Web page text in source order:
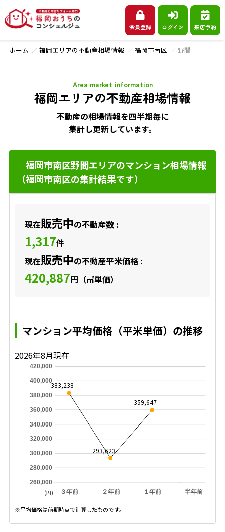
会員登録 ログイン 来店予約
ホーム 福岡エリアの不動産相場情報 福岡市南区 野間
福岡エリアの不動産相場情報
Area market information
不動産の相場情報を四半期毎に
集計し更新しています。
福岡市南区野間エリアのマンション相場情報
（福岡市南区の集計結果です）
現在販売中の不動産数 :
1,317件
現在販売中の不動産平米価格 :
420,887円（㎡単価）
マンション平均価格（平米単価）の推移
2026年8月現在
３年前 ２年前 １年前 半年前
260,000
280,000
300,000
320,000
340,000
360,000
380,000
400,000
420,000
383,238
293,623
359,647
(円)
※平均価格は前期時点で計算したものです。